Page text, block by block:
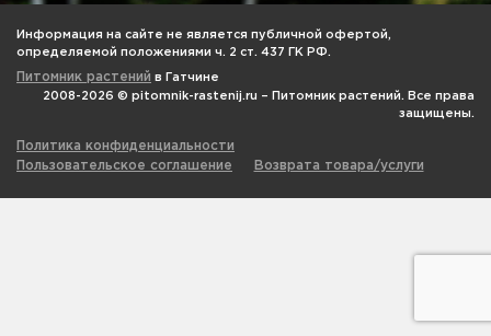
Информация на сайте не является публичной офертой,
определяемой положениями ч. 2 ст. 437 ГК РФ.
Питомник растений в Гатчине
2008-2026 © pitomnik-rastenij.ru – Питомник растений. Все права
защищены.
Политика конфиденциальности
Пользовательское соглашение
Возврата товара/услуги